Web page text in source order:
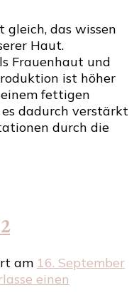
gleich, das wissen
Haut.
Frauenhaut und
ist höher
fettigen
dadurch verstärkt
durch die
am 16. September
einen